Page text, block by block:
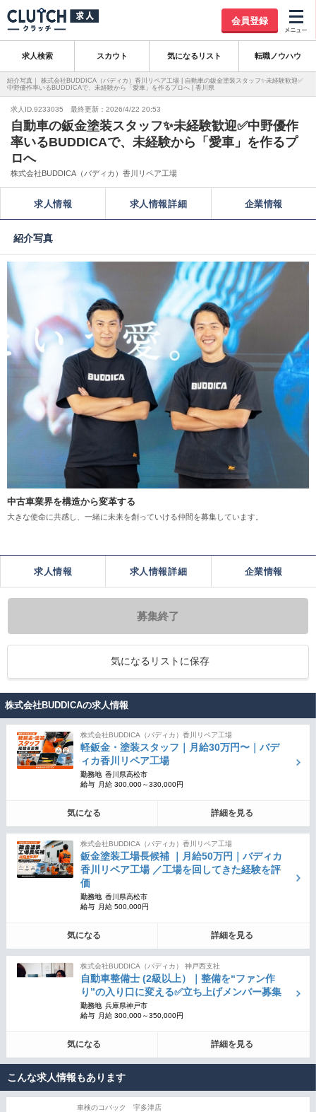
会員登録
求人検索 スカウト 気になるリスト 転職ノウハウ
紹介写真｜ 株式会社BUDDICA（バディカ）香川リペア工場 | 自動車の鈑金塗装スタッフ✨未経験歓迎✅
中野優作率いるBUDDICAで、未経験から「愛車」を作るプロへ | 香川県
求人ID.9233035 最終更新：2026/4/22 20:53
自動車の鈑金塗装スタッフ✨未経験歓迎✅中野優作
率いるBUDDICAで、未経験から「愛車」を作るプ
ロへ
株式会社BUDDICA（バディカ）香川リペア工場
求人情報 求人情報詳細 企業情報
紹介写真
中古車業界を構造から変革する
大きな使命に共感し、一緒に未来を創っていける仲間を募集しています。
求人情報 求人情報詳細 企業情報
募集終了
気になるリストに保存
株式会社BUDDICAの求人情報
株式会社BUDDICA（バディカ）香川リペア工場
軽鈑金・塗装スタッフ｜月給30万円〜｜バデ
ィカ香川リペア工場
勤務地 香川県高松市
給与
月給 300,000～330,000円
気になる 詳細を見る
株式会社BUDDICA（バディカ）香川リペア工場
鈑金塗装工場長候補 ｜月給50万円｜バディカ
香川リペア工場 ／工場を回してきた経験を評
価
勤務地 香川県高松市
給与
月給 500,000円
気になる 詳細を見る
株式会社BUDDICA（バディカ） 神戸西支社
自動車整備士 (2級以上）｜整備を“ファン作
り”の入り口に変える✅立ち上げメンバー募集
勤務地 兵庫県神戸市
給与
月給 300,000～350,000円
気になる 詳細を見る
こんな求人情報もあります
車検のコバック 宇多津店